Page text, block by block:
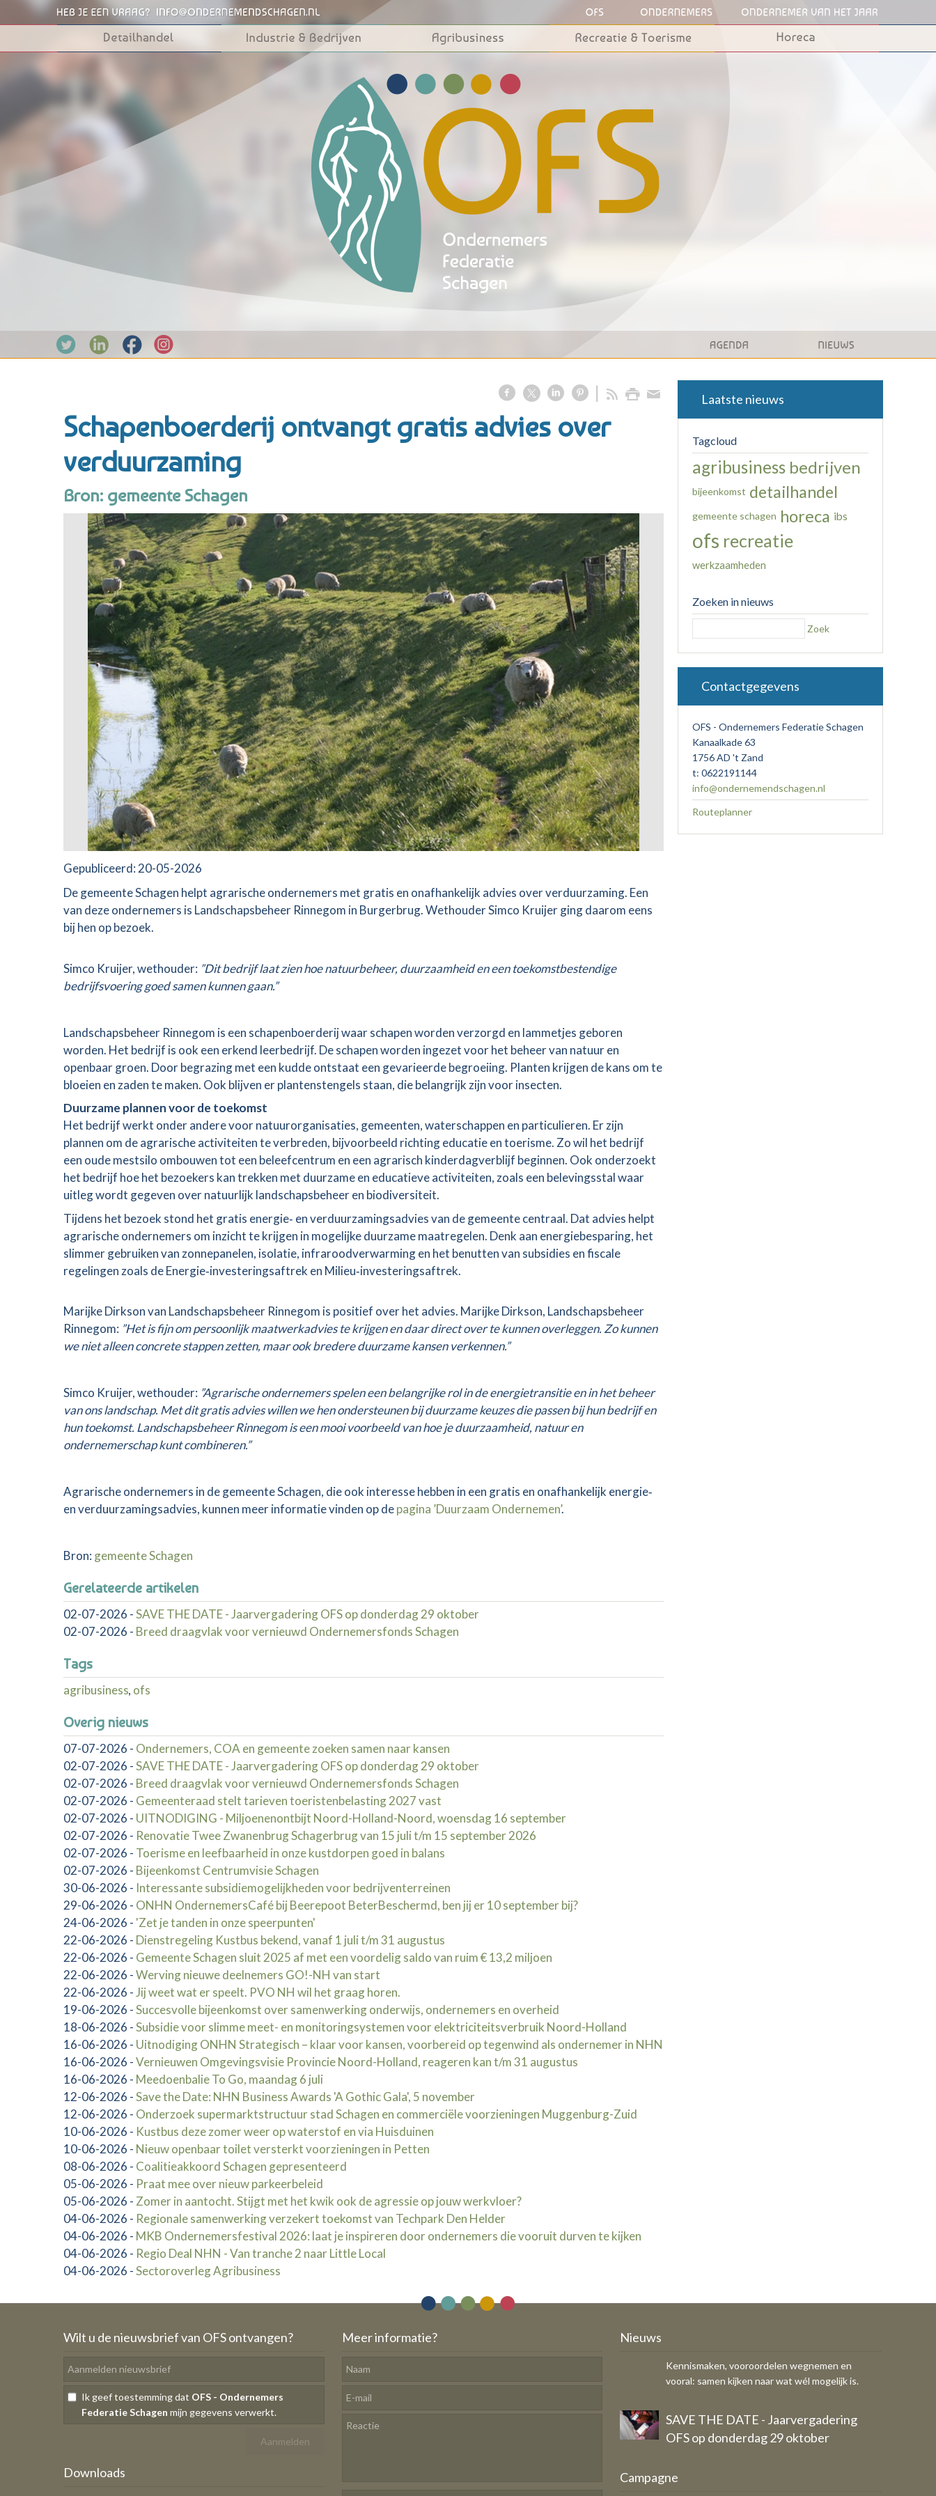
Schapenboerderij ontvangt gratis advies over
verduurzaming
Bron: gemeente Schagen
Gepubliceerd: 20-05-2026
De gemeente Schagen helpt agrarische ondernemers met gratis en onafhankelijk advies over verduurzaming. Een
van deze ondernemers is Landschapsbeheer Rinnegom in Burgerbrug. Wethouder Simco Kruijer ging daarom eens
bij hen op bezoek.
Simco Kruijer, wethouder: ”Dit bedrijf laat zien hoe natuurbeheer, duurzaamheid en een toekomstbestendige
bedrijfsvoering goed samen kunnen gaan.”
Landschapsbeheer Rinnegom is een schapenboerderij waar schapen worden verzorgd en lammetjes geboren
worden. Het bedrijf is ook een erkend leerbedrijf. De schapen worden ingezet voor het beheer van natuur en
openbaar groen. Door begrazing met een kudde ontstaat een gevarieerde begroeiing. Planten krijgen de kans om te
bloeien en zaden te maken. Ook blijven er plantenstengels staan, die belangrijk zijn voor insecten.
Duurzame plannen voor de toekomst
Het bedrijf werkt onder andere voor natuurorganisaties, gemeenten, waterschappen en particulieren. Er zijn
plannen om de agrarische activiteiten te verbreden, bijvoorbeeld richting educatie en toerisme. Zo wil het bedrijf
een oude mestsilo ombouwen tot een beleefcentrum en een agrarisch kinderdagverblijf beginnen. Ook onderzoekt
het bedrijf hoe het bezoekers kan trekken met duurzame en educatieve activiteiten, zoals een belevingsstal waar
uitleg wordt gegeven over natuurlijk landschapsbeheer en biodiversiteit.
Tijdens het bezoek stond het gratis energie‑ en verduurzamingsadvies van de gemeente centraal. Dat advies helpt
agrarische ondernemers om inzicht te krijgen in mogelijke duurzame maatregelen. Denk aan energiebesparing, het
slimmer gebruiken van zonnepanelen, isolatie, infraroodverwarming en het benutten van subsidies en fiscale
regelingen zoals de Energie‑investeringsaftrek en Milieu‑investeringsaftrek.
Marijke Dirkson van Landschapsbeheer Rinnegom is positief over het advies. Marijke Dirkson, Landschapsbeheer
Rinnegom: ”Het is fijn om persoonlijk maatwerkadvies te krijgen en daar direct over te kunnen overleggen. Zo kunnen
we niet alleen concrete stappen zetten, maar ook bredere duurzame kansen verkennen.”
Simco Kruijer, wethouder: ”Agrarische ondernemers spelen een belangrijke rol in de energietransitie en in het beheer
van ons landschap. Met dit gratis advies willen we hen ondersteunen bij duurzame keuzes die passen bij hun bedrijf en
hun toekomst. Landschapsbeheer Rinnegom is een mooi voorbeeld van hoe je duurzaamheid, natuur en
ondernemerschap kunt combineren.”
Agrarische ondernemers in de gemeente Schagen, die ook interesse hebben in een gratis en onafhankelijk energie‑
en verduurzamingsadvies, kunnen meer informatie vinden op depagina ’Duurzaam Ondernemen’.
Bron: gemeente Schagen
Gerelateerde artikelen
02-07-2026 -SAVE THE DATE - Jaarvergadering OFS op donderdag 29 oktober
02-07-2026 - Breed draagvlak voor vernieuwd Ondernemersfonds Schagen
Tags
agribusiness, ofs
Overig nieuws
07-07-2026 - Ondernemers, COA en gemeente zoeken samen naar kansen
02-07-2026 -SAVE THE DATE - Jaarvergadering OFS op donderdag 29 oktober
02-07-2026 - Breed draagvlak voor vernieuwd Ondernemersfonds Schagen
02-07-2026 - Gemeenteraad stelt tarieven toeristenbelasting 2027 vast
02-07-2026 - UITNODIGING - Miljoenenontbijt Noord-Holland-Noord, woensdag 16 september
02-07-2026 - Renovatie Twee Zwanenbrug Schagerbrug van 15 juli t/m 15 september 2026
02-07-2026 - Toerisme en leefbaarheid in onze kustdorpen goed in balans
02-07-2026 - Bijeenkomst Centrumvisie Schagen
30-06-2026 - Interessante subsidiemogelijkheden voor bedrijventerreinen
29-06-2026 - ONHN OndernemersCafé bij Beerepoot BeterBeschermd, ben jij er 10 september bij?
24-06-2026 - 'Zet je tanden in onze speerpunten'
22-06-2026 - Dienstregeling Kustbus bekend, vanaf 1 juli t/m 31 augustus
22-06-2026 - Gemeente Schagen sluit 2025 af met een voordelig saldo van ruim € 13,2 miljoen
22-06-2026 -Werving nieuwe deelnemers GO!-NH van start
22-06-2026 -Jij weet wat er speelt. PVO NH wil het graag horen.
19-06-2026 -Succesvolle bijeenkomst over samenwerking onderwijs, ondernemers en overheid
18-06-2026 -Subsidie voor slimme meet- en monitoringsystemen voor elektriciteitsverbruik Noord-Holland
16-06-2026 - Uitnodiging ONHN Strategisch – klaar voor kansen, voorbereid op tegenwind als ondernemer in NHN | 30 september
16-06-2026 -Vernieuwen Omgevingsvisie Provincie Noord-Holland, reageren kan t/m 31 augustus
16-06-2026 - Meedoenbalie To Go, maandag 6 juli
12-06-2026 -Save the Date: NHN Business Awards 'A Gothic Gala', 5 november
12-06-2026 - Onderzoek supermarktstructuur stad Schagen en commerciële voorzieningen Muggenburg-Zuid
10-06-2026 - Kustbus deze zomer weer op waterstof en via Huisduinen
10-06-2026 - Nieuw openbaar toilet versterkt voorzieningen in Petten
08-06-2026 - Coalitieakkoord Schagen gepresenteerd
05-06-2026 - Praat mee over nieuw parkeerbeleid
05-06-2026 - Zomer in aantocht. Stijgt met het kwik ook de agressie op jouw werkvloer?
04-06-2026 - Regionale samenwerking verzekert toekomst van Techpark Den Helder
04-06-2026 - MKB Ondernemersfestival 2026: laat je inspireren door ondernemers die vooruit durven te kijken
04-06-2026 - Regio Deal NHN - Van tranche 2 naar Little Local
04-06-2026 -Sectoroverleg Agribusiness
Laatste nieuws
Tagcloud
agribusiness bedrijven
bijeenkomst detailhandel
gemeente schagen horeca ibs
ofs recreatie
werkzaamheden
Zoeken in nieuws
Zoek
Contactgegevens
OFS - Ondernemers Federatie Schagen
Kanaalkade 63
1756 AD 't Zand
t: 0622191144
info@ondernemendschagen.nl
Routeplanner
Wilt u de nieuwsbrief van OFS ontvangen?
Ik geef toestemming dat OFS - Ondernemers
Federatie Schagen mijn gegevens verwerkt.
Downloads
Meer informatie? Nieuws
zoeken samen naar kansen
SAVE THE DATE - Jaarvergadering
Ondernemersfonds Schagen
Campagne